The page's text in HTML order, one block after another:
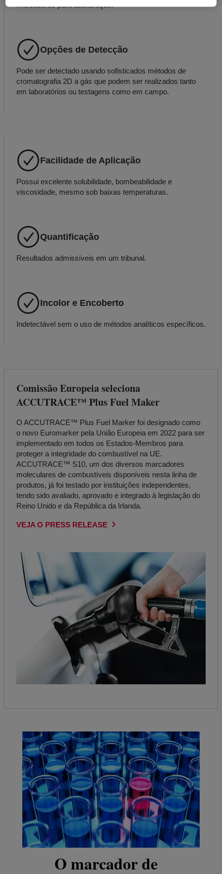
marcadores para adulteração.
Opções de Detecção
Pode ser detectado usando sofisticados métodos de
cromatografia 2D a gás que podem ser realizados tanto
em laboratórios ou testagens como em campo.
Facilidade de Aplicação
Possui excelente solubilidade, bombeabilidade e
viscosidade, mesmo sob baixas temperaturas.
Quantificação
Resultados admissíveis em um tribunal.
Incolor e Encoberto
Indetectável sem o uso de métodos analíticos específicos.
Comissão Europeia seleciona
ACCUTRACE™ Plus Fuel Maker
O ACCUTRACE™ Plus Fuel Marker foi designado como
o novo Euromarker pela União Europeia em 2022 para ser
implementado em todos os Estados-Membros para
proteger a integridade do combustível na UE.
ACCUTRACE™ S10, um dos diversos marcadores
moleculares de combustíveis disponíveis nesta linha de
produtos, já foi testado por instituições independentes,
tendo sido avaliado, aprovado e integrado à legislação do
Reino Unido e da República da Irlanda.
VEJA O PRESS RELEASE
O marcador de